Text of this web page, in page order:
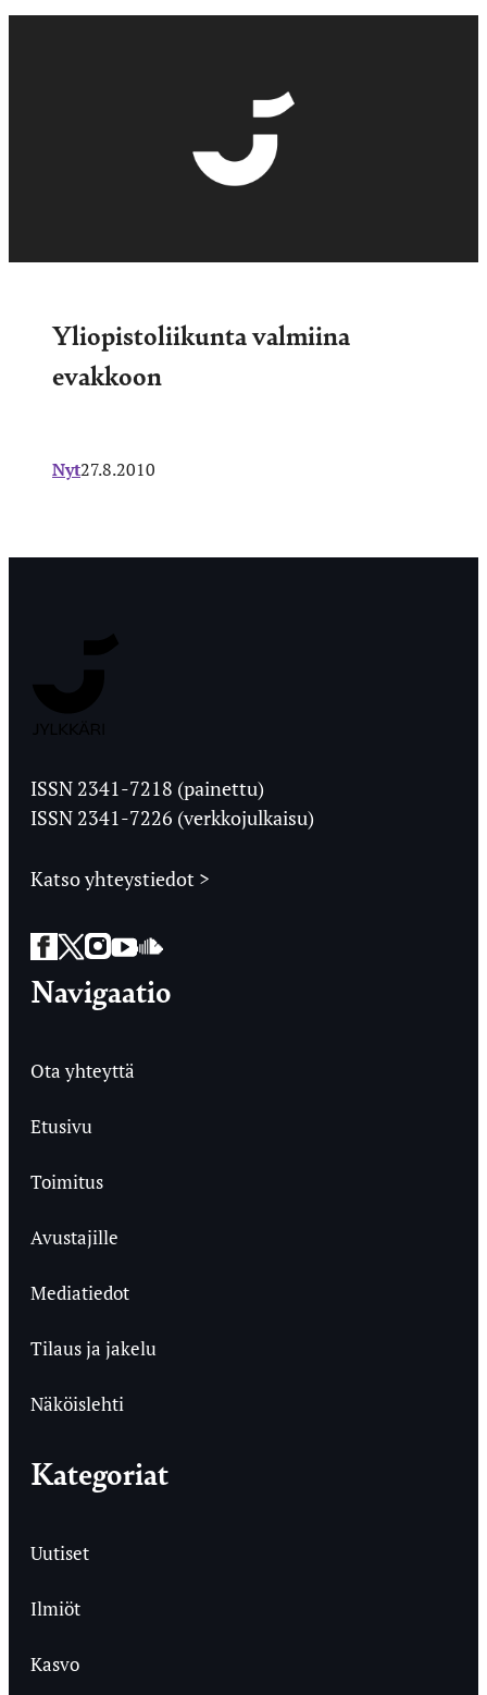
Yliopistoliikunta valmiina
evakkoon
Nyt27.8.2010
Ylioppilaslehti
ISSN 2341-7218 (painettu)
ISSN 2341-7226 (verkkojulkaisu)
Katso yhteystiedot >
Facebook
Twitter
Instagram
YouTube
SoundCloud
Navigaatio
Ota yhteyttä
Etusivu
Toimitus
Avustajille
Mediatiedot
Tilaus ja jakelu
Näköislehti
Kategoriat
Uutiset
Ilmiöt
Kasvo